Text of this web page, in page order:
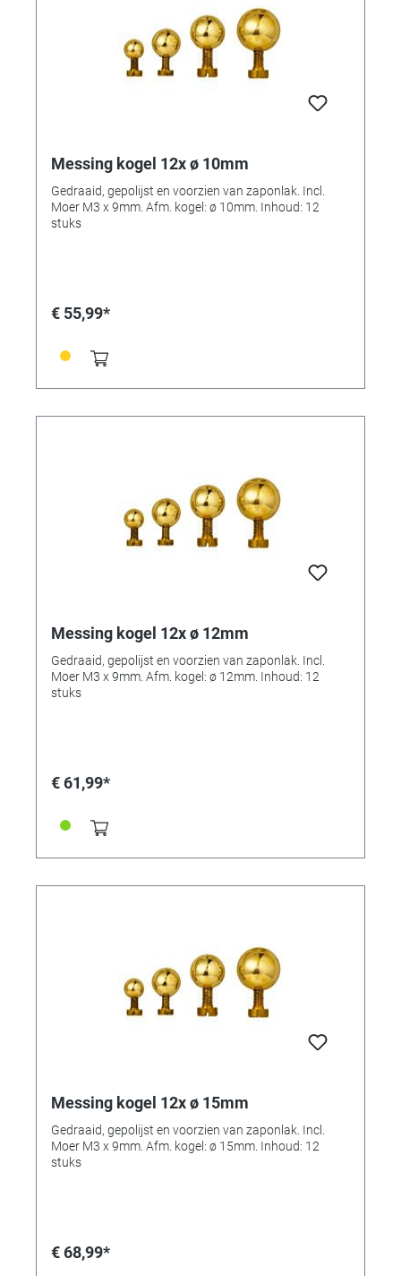
Messing kogel 12x ø 10mm
Gedraaid, gepolijst en voorzien van zaponlak. Incl.
Moer M3 x 9mm. Afm. kogel: ø 10mm. Inhoud: 12
stuks
€ 55,99*
Messing kogel 12x ø 12mm
Gedraaid, gepolijst en voorzien van zaponlak. Incl.
Moer M3 x 9mm. Afm. kogel: ø 12mm. Inhoud: 12
stuks
€ 61,99*
Messing kogel 12x ø 15mm
Gedraaid, gepolijst en voorzien van zaponlak. Incl.
Moer M3 x 9mm. Afm. kogel: ø 15mm. Inhoud: 12
stuks
€ 68,99*